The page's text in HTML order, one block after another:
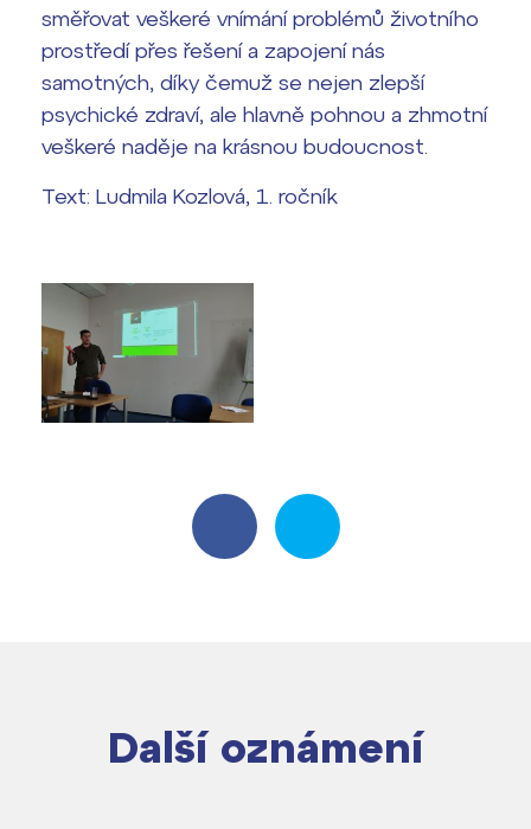
směřovat veškeré vnímání problémů životního
prostředí přes řešení a zapojení nás
samotných, díky čemuž se nejen zlepší
psychické zdraví, ale hlavně pohnou a zhmotní
veškeré naděje na krásnou budoucnost.
Text: Ludmila Kozlová, 1. ročník
Další oznámení